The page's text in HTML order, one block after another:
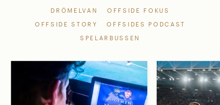
DRÖMELVAN
OFFSIDE FOKUS
OFFSIDE STORY
OFFSIDES PODCAST
SPELARBUSSEN